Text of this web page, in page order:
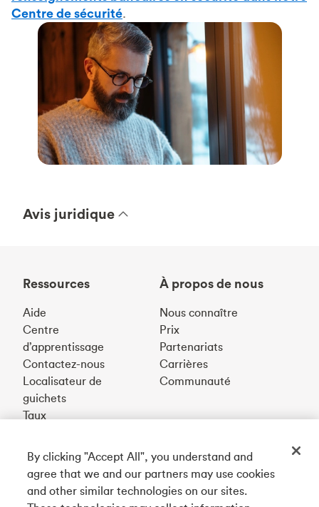
Centre de sécurité.
Avis juridique
Ressources
Aide
Centre
d’apprentissage
Contactez-nous
Localisateur de
guichets
Taux
À propos de nous
Nous connaître
Prix
Partenariats
Carrières
Communauté
Téléchargez notre appli
By clicking "Accept All", you understand and
agree that we and our partners may use cookies
and other similar technologies on our sites.